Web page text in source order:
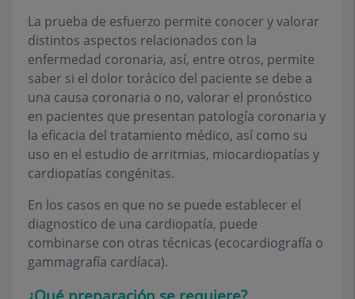
La prueba de esfuerzo permite conocer y valorar
distintos aspectos relacionados con la
enfermedad coronaria, así, entre otros, permite
saber si el dolor torácico del paciente se debe a
una causa coronaria o no, valorar el pronóstico
en pacientes que presentan patología coronaria y
la eficacia del tratamiento médico, así como su
uso en el estudio de arritmias, miocardiopatías y
cardiopatías congénitas.
En los casos en que no se puede establecer el
diagnostico de una cardiopatía, puede
combinarse con otras técnicas (ecocardiografía o
gammagrafía cardíaca).